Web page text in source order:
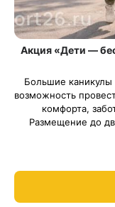
Акция «Дети —
Большие каникулы
возможность
комфорта,
Размещение до
Весь период